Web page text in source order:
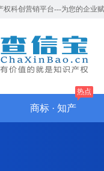
权科创营销平台---为您的企业赋
商标 · 知产
热点